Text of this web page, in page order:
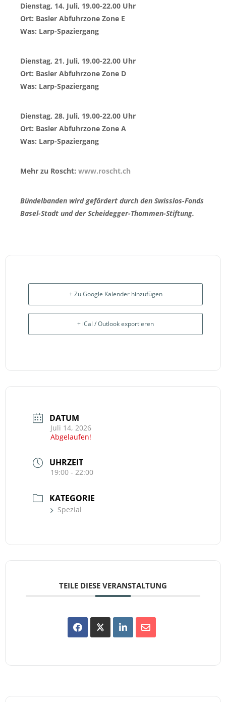
Dienstag, 14. Juli, 19.00-22.00 Uhr
Ort: Basler Abfuhrzone Zone E
Was: Larp-Spaziergang
Dienstag, 21. Juli, 19.00-22.00 Uhr
Ort: Basler Abfuhrzone Zone D
Was: Larp-Spaziergang
Dienstag, 28. Juli, 19.00-22.00 Uhr
Ort: Basler Abfuhrzone Zone A
Was: Larp-Spaziergang
Mehr zu Roscht: www.roscht.ch
Bündelbanden wird gefördert durch den Swisslos-Fonds
Basel-Stadt und der Scheidegger-Thommen-Stiftung.
+ Zu Google Kalender hinzufügen
+ iCal / Outlook exportieren
DATUM
Juli 14, 2026
Abgelaufen!
UHRZEIT
19:00 - 22:00
KATEGORIE
Spezial
TEILE DIESE VERANSTALTUNG